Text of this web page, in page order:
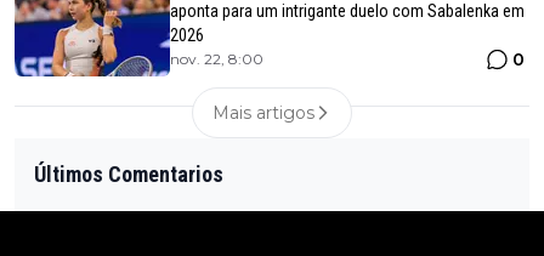
aponta para um intrigante duelo com Sabalenka em
2026
nov. 22, 8:00 0
Mais artigos
Últimos Comentarios